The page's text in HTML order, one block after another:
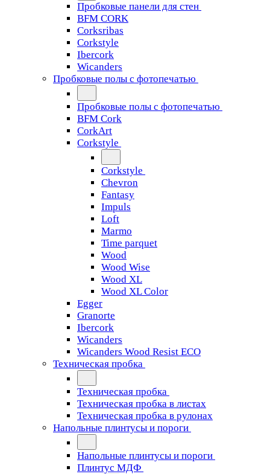
Пробковые панели для стен
BFM CORK
Corksribas
Corkstyle
Ibercork
Wicanders
Пробковые полы с фотопечатью
Пробковые полы с фотопечатью
BFM Cork
CorkArt
Corkstyle
Corkstyle
Chevron
Fantasy
Impuls
Loft
Marmo
Time parquet
Wood
Wood Wise
Wood XL
Wood XL Color
Egger
Granorte
Ibercork
Wicanders
Wicanders Wood Resist ECO
Техническая пробка
Техническая пробка
Техническая пробка в листах
Техническая пробка в рулонах
Напольные плинтусы и пороги
Напольные плинтусы и пороги
Плинтус МДФ